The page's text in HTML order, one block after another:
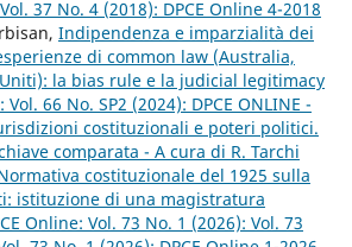
37 No. 4 (2018): DPCE Online 4-2018
Indipendenza e imparzialità dei
di common law (Australia,
la bias rule e la judicial legitimacy
Vol. 66 No. SP2 (2024): DPCE ONLINE -
costituzionali e poteri politici.
comparata - A cura di R. Tarchi
costituzionale del 1925 sulla
istituzione di una magistratura
Online: Vol. 73 No. 1 (2026): Vol. 73